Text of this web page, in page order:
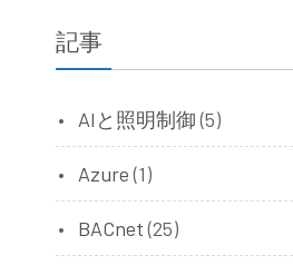
記事
AIと照明制御(5)
Azure(1)
BACnet(25)